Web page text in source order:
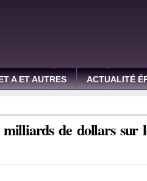
A ET AUTRES ACTUALITÉ
de dollars sur